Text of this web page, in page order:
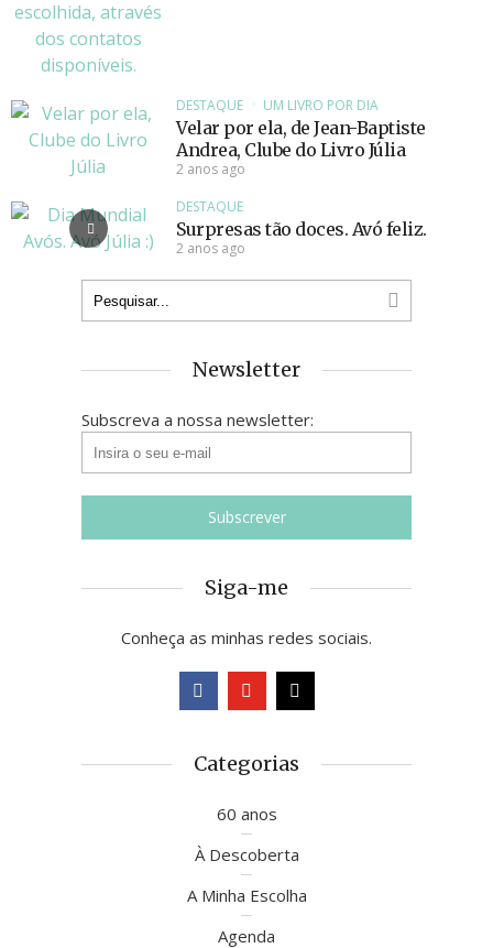
DESTAQUE UM LIVRO POR DIA
Velar por ela, de Jean-Baptiste
Andrea, Clube do Livro Júlia
2 anos ago
DESTAQUE
Surpresas tão doces. Avó feliz.
2 anos ago
Newsletter
Subscreva a nossa newsletter:
Siga-me
Conheça as minhas redes sociais.
Categorias
60 anos
À Descoberta
A Minha Escolha
Agenda